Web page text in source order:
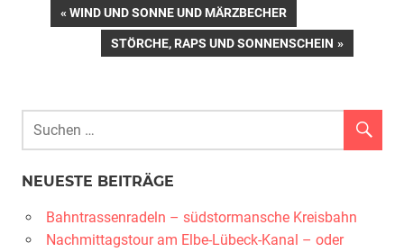
Beitragsnavigation
VORHERIGER
BEITRAG:
WIND UND SONNE UND MÄRZBECHER
NÄCHSTER
STÖRCHE, RAPS UND SONNENSCHEIN
NEUESTE BEITRÄGE
Bahntrassenradeln – südstormansche Kreisbahn
Nachmittagstour am Elbe-Lübeck-Kanal – oder